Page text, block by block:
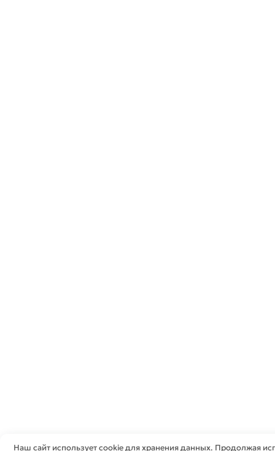
Наш сайт использует cookie для хранения данных. Продолжая